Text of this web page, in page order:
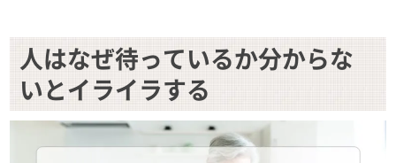
人はなぜ待っているか分からな
いとイライラする